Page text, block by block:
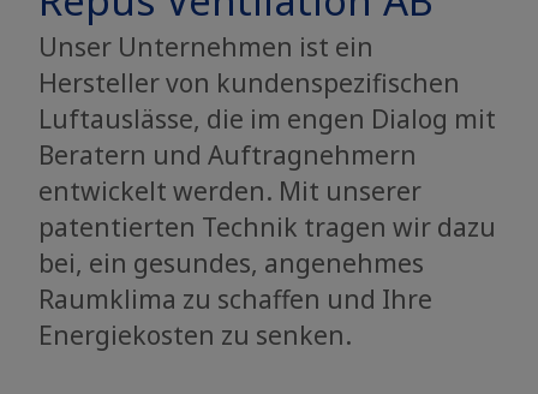
Unser Unternehmen ist ein
Hersteller von kundenspezifischen
Luftauslässe, die im engen Dialog mit
Beratern und Auftragnehmern
entwickelt werden. Mit unserer
patentierten Technik tragen wir dazu
bei, ein gesundes, angenehmes
Raumklima zu schaffen und Ihre
Energiekosten zu senken.